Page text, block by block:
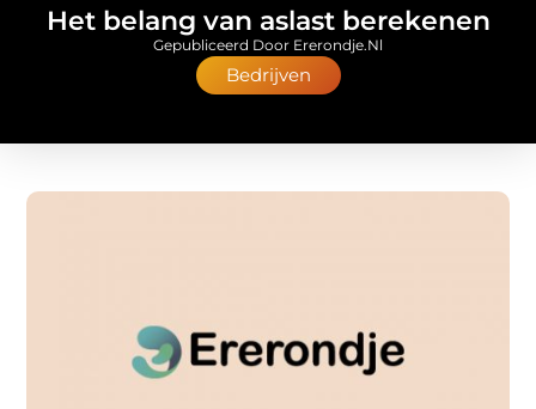
Het belang van aslast berekenen
Bedrijven
Gepubliceerd Door Ererondje.nl